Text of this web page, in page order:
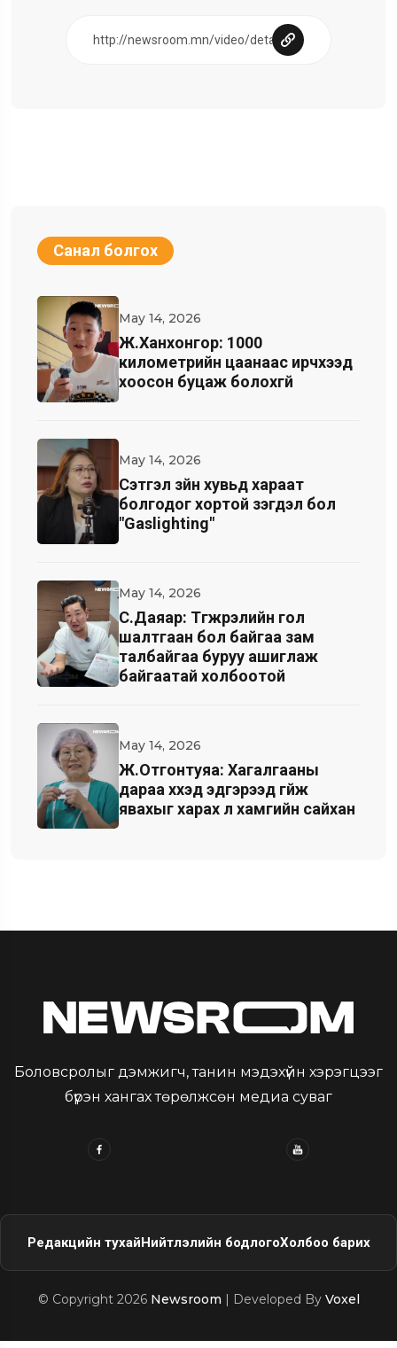
Санал болгох
May 14, 2026
Ж.Ханхонгор: 1000
километрийн цаанаас ирчхээд
хоосон буцаж болохгүй
May 14, 2026
Cэтгэл зүйн хувьд хараат
болгодог хортой үзэгдэл бол
"Gaslighting"
May 14, 2026
С.Даяар: Түгжрэлийн гол
шалтгаан бол байгаа зам
талбайгаа буруу ашиглаж
байгаатай холбоотой
May 14, 2026
Ж.Отгонтуяа: Хагалгааны
дараа хүүхэд эдгэрээд гүйж
явахыг харах л хамгийн сайхан
Боловсролыг дэмжигч, танин мэдэхүйн хэрэгцээг
бүрэн хангах төрөлжсөн медиа суваг
Редакцийн тухай Нийтлэлийн бодлогоХолбоо барих
© Copyright 2026 Newsroom | Developed By Voxel